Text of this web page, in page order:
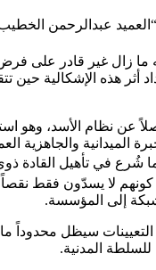
ما زال غير قادر على
أثر هذه الإشكالية حين
نظام الأسد، وهو
والجاهزية
شُرع في تأهيل القادة
كونهم لا يسدّون فقط
إلى المؤسسة.
سيظل محدوداً ما
المدنية.